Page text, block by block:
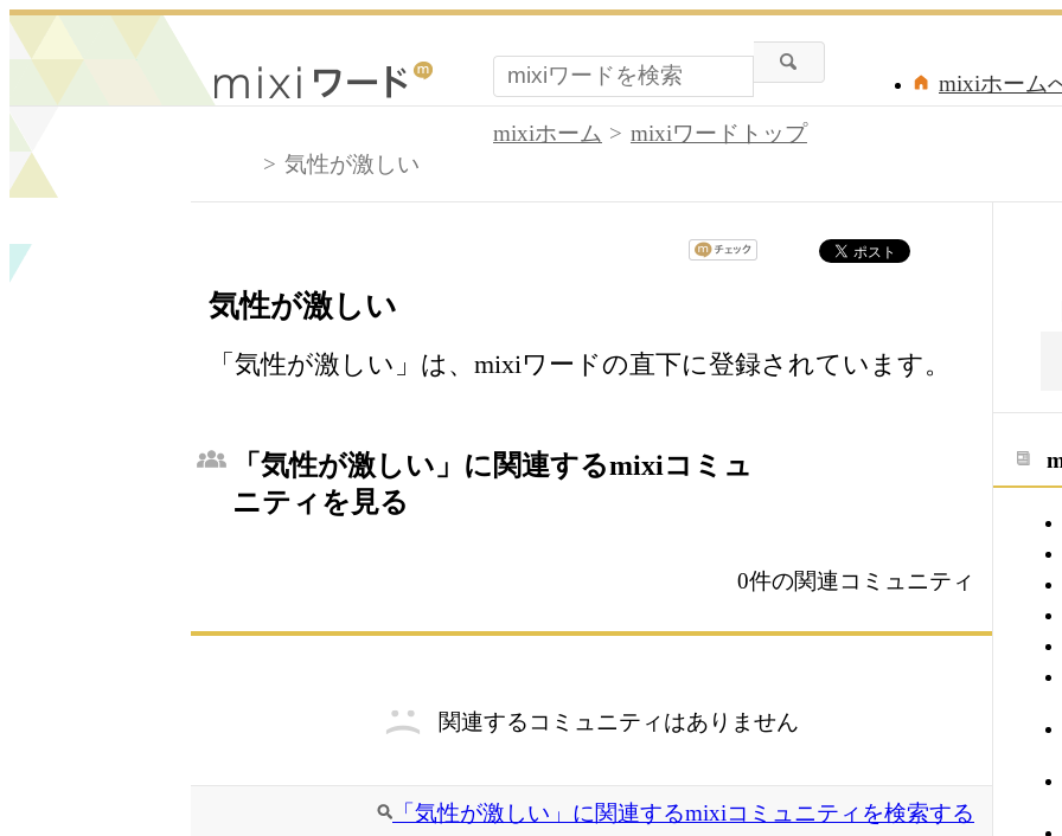
mixiホーム
mixiホーム
mixiワードトップ
気性が激しい
気性が激しい
「気性が激しい」は、mixiワードの直下に登録されています。
「気性が激しい」に関連するmixiコミュ
ニティを見る
0件の関連コミュニティ
関連するコミュニティはありません
「気性が激しい」に関連するmixiコミュニティを検索する